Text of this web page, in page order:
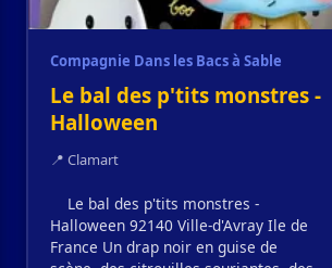
Compagnie Dans les Bacs à Sable
Le bal des p'tits monstres -
Halloween
📍 Clamart
Le bal des p'tits monstres -
Halloween 92140 ​Ville-d'Avray Ile de
France Un drap noir en guise de